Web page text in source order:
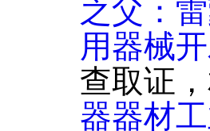
之父：
用器械
查取证
器器材